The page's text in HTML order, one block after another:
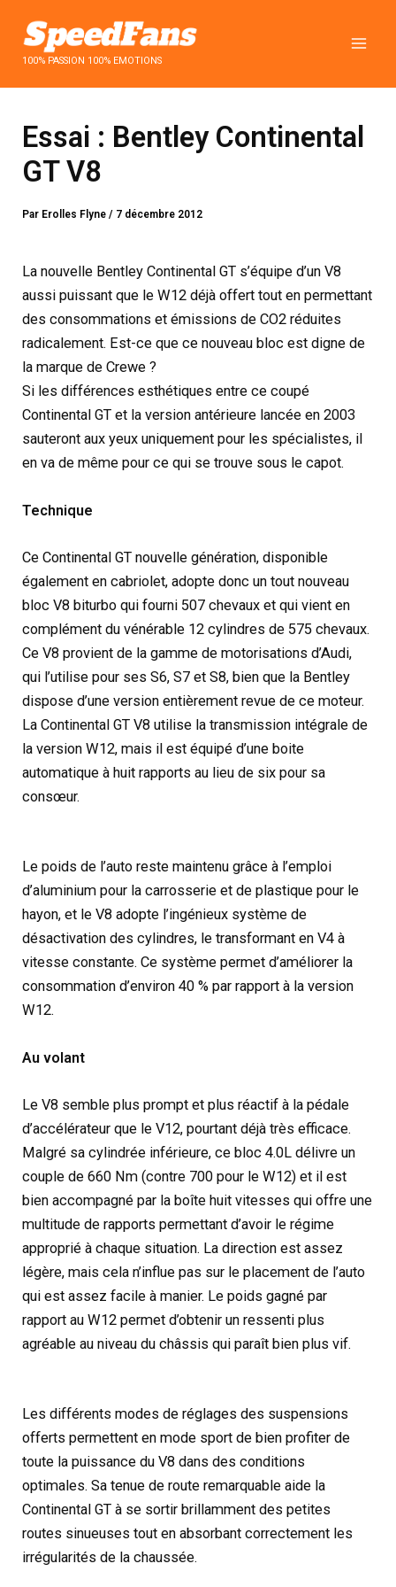
contenu100% PASSION 100% EMOTIONS
Essai : Bentley Continental
GT V8
Par Erolles Flyne/ 7 décembre 2012
La nouvelle Bentley Continental GT s’équipe d’un V8
aussi puissant que le W12 déjà offert tout en permettant
des consommations et émissions de CO2 réduites
radicalement. Est-ce que ce nouveau bloc est digne de
la marque de Crewe ?
Si les différences esthétiques entre ce coupé
Continental GT et la version antérieure lancée en 2003
sauteront aux yeux uniquement pour les spécialistes, il
en va de même pour ce qui se trouve sous le capot.
Technique
Ce Continental GT nouvelle génération, disponible
également en cabriolet, adopte donc un tout nouveau
bloc V8 biturbo qui fourni 507 chevaux et qui vient en
complément du vénérable 12 cylindres de 575 chevaux.
Ce V8 provient de la gamme de motorisations d’Audi,
qui l’utilise pour ses S6, S7 et S8, bien que la Bentley
dispose d’une version entièrement revue de ce moteur.
La Continental GT V8 utilise la transmission intégrale de
la version W12, mais il est équipé d’une boite
automatique à huit rapports au lieu de six pour sa
consœur.
Le poids de l’auto reste maintenu grâce à l’emploi
d’aluminium pour la carrosserie et de plastique pour le
hayon, et le V8 adopte l’ingénieux système de
désactivation des cylindres, le transformant en V4 à
vitesse constante. Ce système permet d’améliorer la
consommation d’environ 40 % par rapport à la version
W12.
Au volant
Le V8 semble plus prompt et plus réactif à la pédale
d’accélérateur que le V12, pourtant déjà très efficace.
Malgré sa cylindrée inférieure, ce bloc 4.0L délivre un
couple de 660 Nm (contre 700 pour le W12) et il est
bien accompagné par la boîte huit vitesses qui offre une
multitude de rapports permettant d’avoir le régime
approprié à chaque situation. La direction est assez
légère, mais cela n’influe pas sur le placement de l’auto
qui est assez facile à manier. Le poids gagné par
rapport au W12 permet d’obtenir un ressenti plus
agréable au niveau du châssis qui paraît bien plus vif.
Les différents modes de réglages des suspensions
offerts permettent en mode sport de bien profiter de
toute la puissance du V8 dans des conditions
optimales. Sa tenue de route remarquable aide la
Continental GT à se sortir brillamment des petites
routes sinueuses tout en absorbant correctement les
irrégularités de la chaussée.